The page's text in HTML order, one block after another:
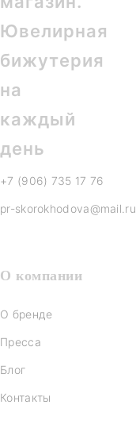
+7 (906) 735 17 76
pr-skorokhodova@mail.ru
О компании
О бренде
Пресса
Блог
Контакты